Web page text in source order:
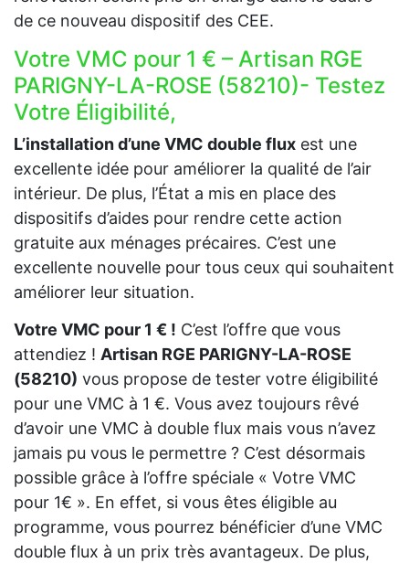
de ce nouveau dispositif des CEE.
Votre VMC pour 1 € – Artisan RGE
PARIGNY-LA-ROSE (58210)- Testez
Votre Éligibilité,
L’installation d’une VMC double flux est une
excellente idée pour améliorer la qualité de l’air
intérieur. De plus, l’État a mis en place des
dispositifs d’aides pour rendre cette action
gratuite aux ménages précaires. C’est une
excellente nouvelle pour tous ceux qui souhaitent
améliorer leur situation.
Votre VMC pour 1 € ! C’est l’offre que vous
attendiez ! Artisan RGE PARIGNY-LA-ROSE
(58210) vous propose de tester votre éligibilité
pour une VMC à 1 €. Vous avez toujours rêvé
d’avoir une VMC à double flux mais vous n’avez
jamais pu vous le permettre ? C’est désormais
possible grâce à l’offre spéciale « Votre VMC
pour 1€ ». En effet, si vous êtes éligible au
programme, vous pourrez bénéficier d’une VMC
double flux à un prix très avantageux. De plus,